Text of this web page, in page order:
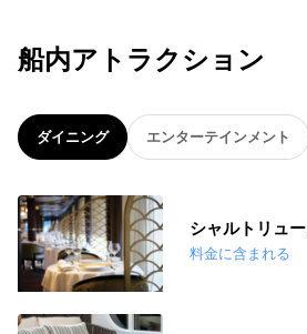
船内アトラクション
ダイニング エンターテインメント
シャルトリュ
料金に含まれる